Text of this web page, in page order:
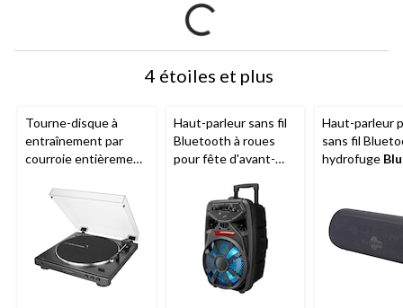
4 étoiles et plus
Tourne-disque à
entraînement par
courroie entièrement
Technica LP60X, 2
vitesses, noir
Haut-parleur sans fil
Bluetooth à roues
pour fête d'avant-
et radio FM, noir
Haut-parleur
sans fil
hydrofuge